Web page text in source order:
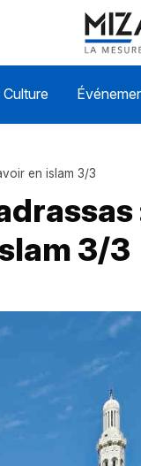
Culture
en islam 3/3
3/3